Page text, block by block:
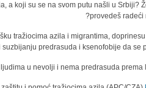
a koji su se na svom putu našli u Srbiji?
provedeš radeći
tražiocima azila i migrantima,
suzbijanju predrasuda i ksenofobije da se
u nevolji i nema predrasuda prema